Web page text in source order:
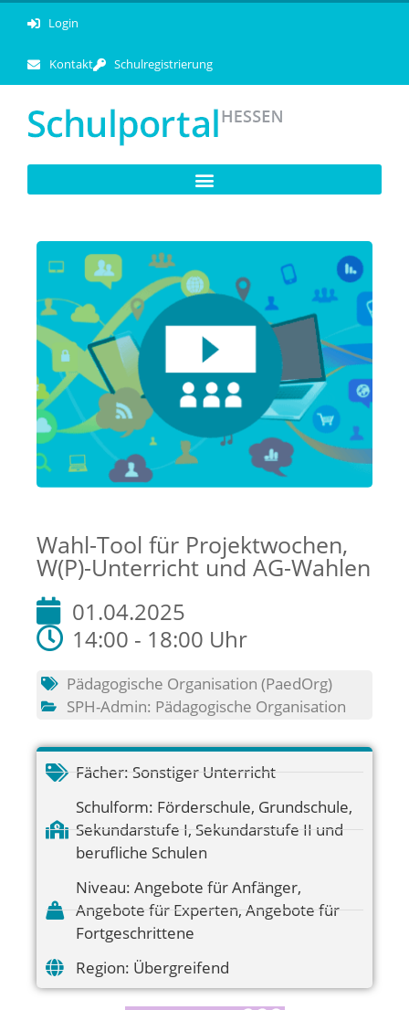
Login
Kontakt Schulregistrierung
Wahl-Tool für Projektwochen,
W(P)-Unterricht und AG-Wahlen
01.04.2025
14:00 - 18:00 Uhr
Pädagogische Organisation (PaedOrg)
SPH-Admin: Pädagogische Organisation
Fächer: Sonstiger Unterricht
Schulform: Förderschule, Grundschule,
Sekundarstufe I, Sekundarstufe II und
berufliche Schulen
Niveau: Angebote für Anfänger,
Angebote für Experten, Angebote für
Fortgeschrittene
Region: Übergreifend